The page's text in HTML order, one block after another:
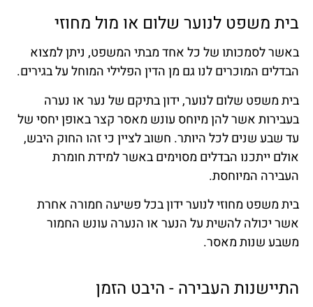
בית משפט לנוער שלום או מול מחוזי
באשר לסמכותו של כל אחד מבתי המשפט, ניתן למצוא
הבדלים המוכרים לנו גם מן הדין הפלילי המוחל על בגירים.
בית משפט שלום לנוער, ידון בתיקם של נער או נערה
בעבירות אשר להן מיוחס עונש מאסר קצר באופן יחסי של
עד שבע שנים לכל היותר. חשוב לציין כי זהו החוק היבש,
אולם ייתכנו הבדלים מסוימים באשר למידת חומרת
העבירה המיוחסת.
בית משפט מחוזי לנוער ידון בכל פשיעה חמורה אחרת
אשר יכולה להשית על הנער או הנערה עונש החמור
משבע שנות מאסר.
התיישנות העבירה - היבט הזמן